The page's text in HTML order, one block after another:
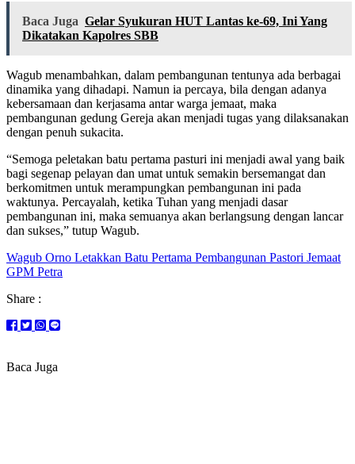
Baca Juga Gelar Syukuran HUT Lantas ke-69, Ini Yang
Dikatakan Kapolres SBB
Wagub menambahkan, dalam pembangunan tentunya ada berbagai
dinamika yang dihadapi. Namun ia percaya, bila dengan adanya
kebersamaan dan kerjasama antar warga jemaat, maka
pembangunan gedung Gereja akan menjadi tugas yang dilaksanakan
dengan penuh sukacita.
“Semoga peletakan batu pertama pasturi ini menjadi awal yang baik
bagi segenap pelayan dan umat untuk semakin bersemangat dan
berkomitmen untuk merampungkan pembangunan ini pada
waktunya. Percayalah, ketika Tuhan yang menjadi dasar
pembangunan ini, maka semuanya akan berlangsung dengan lancar
dan sukses,” tutup Wagub.
Wagub Orno Letakkan Batu Pertama Pembangunan Pastori Jemaat
GPM Petra
Share :
Baca Juga